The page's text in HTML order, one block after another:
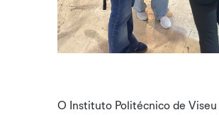
O Instituto Politécnico de Viseu